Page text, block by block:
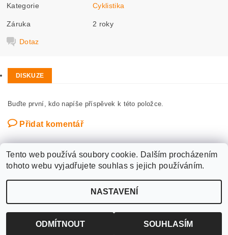
Kategorie Cyklistika
Záruka 2 roky
Dotaz
DISKUZE
Buďte první, kdo napíše příspěvek k této položce.
Přidat komentář
WANTED SPORT PARDUBICE , všechna práva vyhrazena
cookies
Tento web používá soubory cookie. Dalším procházením
tohoto webu vyjadřujete souhlas s jejich používáním.
NASTAVENÍ
ODMÍTNOUT SOUHLASÍM